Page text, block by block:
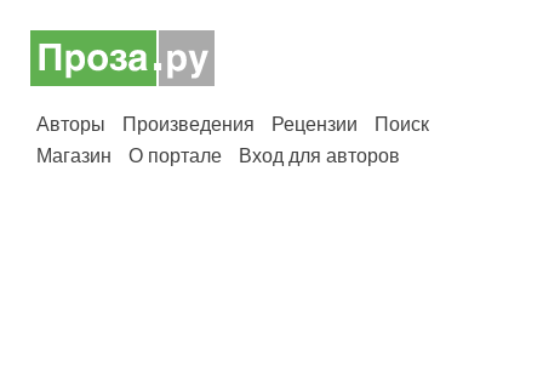
Авторы Произведения Рецензии
Поиск
Магазин
О портале Вход для авторов